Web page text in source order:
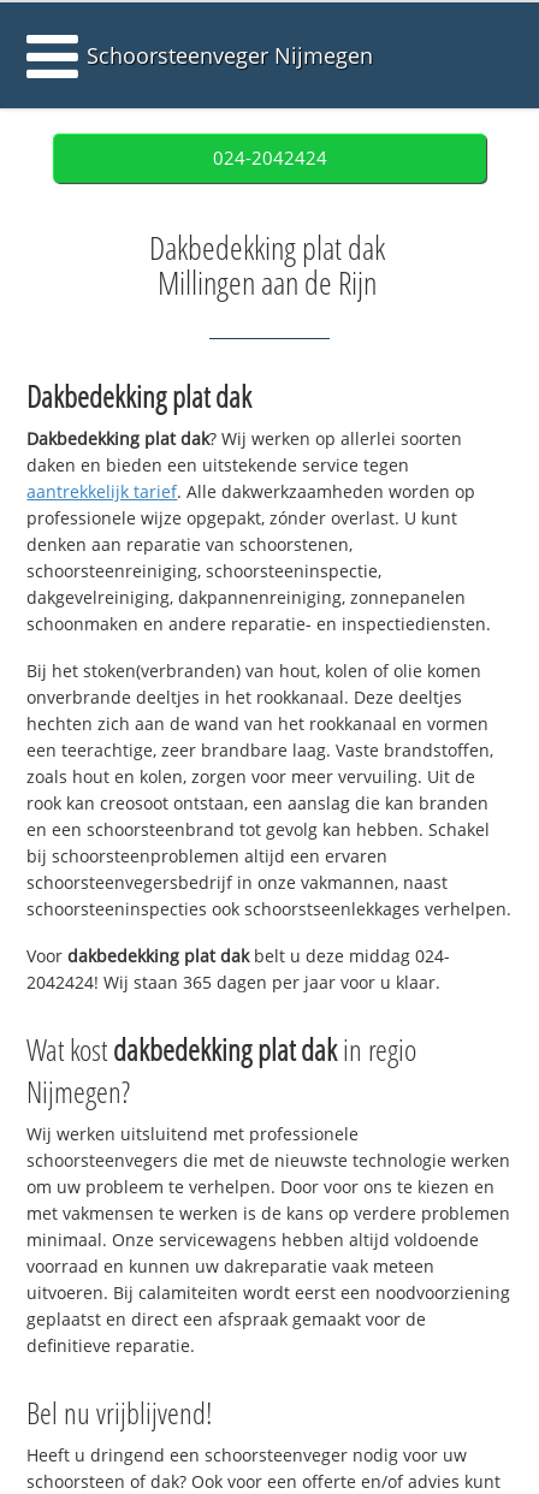
Schoorsteenveger Nijmegen
024-2042424
Dakbedekking plat dak
Millingen aan de Rijn
Dakbedekking plat dak
Dakbedekking plat dak? Wij werken op allerlei soorten
daken en bieden een uitstekende service tegen
aantrekkelijk tarief. Alle dakwerkzaamheden worden op
professionele wijze opgepakt, zónder overlast. U kunt
denken aan reparatie van schoorstenen,
schoorsteenreiniging, schoorsteeninspectie,
dakgevelreiniging, dakpannenreiniging, zonnepanelen
schoonmaken en andere reparatie- en inspectiediensten.
Bij het stoken(verbranden) van hout, kolen of olie komen
onverbrande deeltjes in het rookkanaal. Deze deeltjes
hechten zich aan de wand van het rookkanaal en vormen
een teerachtige, zeer brandbare laag. Vaste brandstoffen,
zoals hout en kolen, zorgen voor meer vervuiling. Uit de
rook kan creosoot ontstaan, een aanslag die kan branden
en een schoorsteenbrand tot gevolg kan hebben. Schakel
bij schoorsteenproblemen altijd een ervaren
schoorsteenvegersbedrijf in onze vakmannen, naast
schoorsteeninspecties ook schoorstseenlekkages verhelpen.
Voordakbedekking plat dakbelt u deze middag 024-
2042424! Wij staan 365 dagen per jaar voor u klaar.
Wat kostdakbedekking plat dakin regio
Nijmegen?
Wij werken uitsluitend met professionele
schoorsteenvegers die met de nieuwste technologie werken
om uw probleem te verhelpen. Door voor ons te kiezen en
met vakmensen te werken is de kans op verdere problemen
minimaal. Onze servicewagens hebben altijd voldoende
voorraad en kunnen uw dakreparatie vaak meteen
uitvoeren. Bij calamiteiten wordt eerst een noodvoorziening
geplaatst en direct een afspraak gemaakt voor de
definitieve reparatie.
Bel nu vrijblijvend!
Heeft u dringend een schoorsteenveger nodig voor uw
schoorsteen of dak? Ook voor een offerte en/of advies kunt